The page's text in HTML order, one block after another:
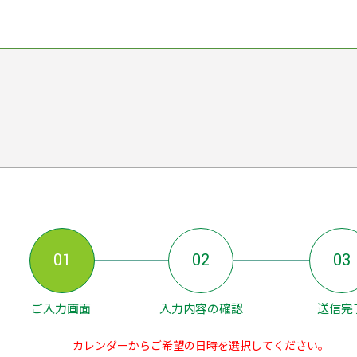
01
ご入力画面
02
入力内容の確認
03
送信完
カレンダーからご希望の日時を選択してください。